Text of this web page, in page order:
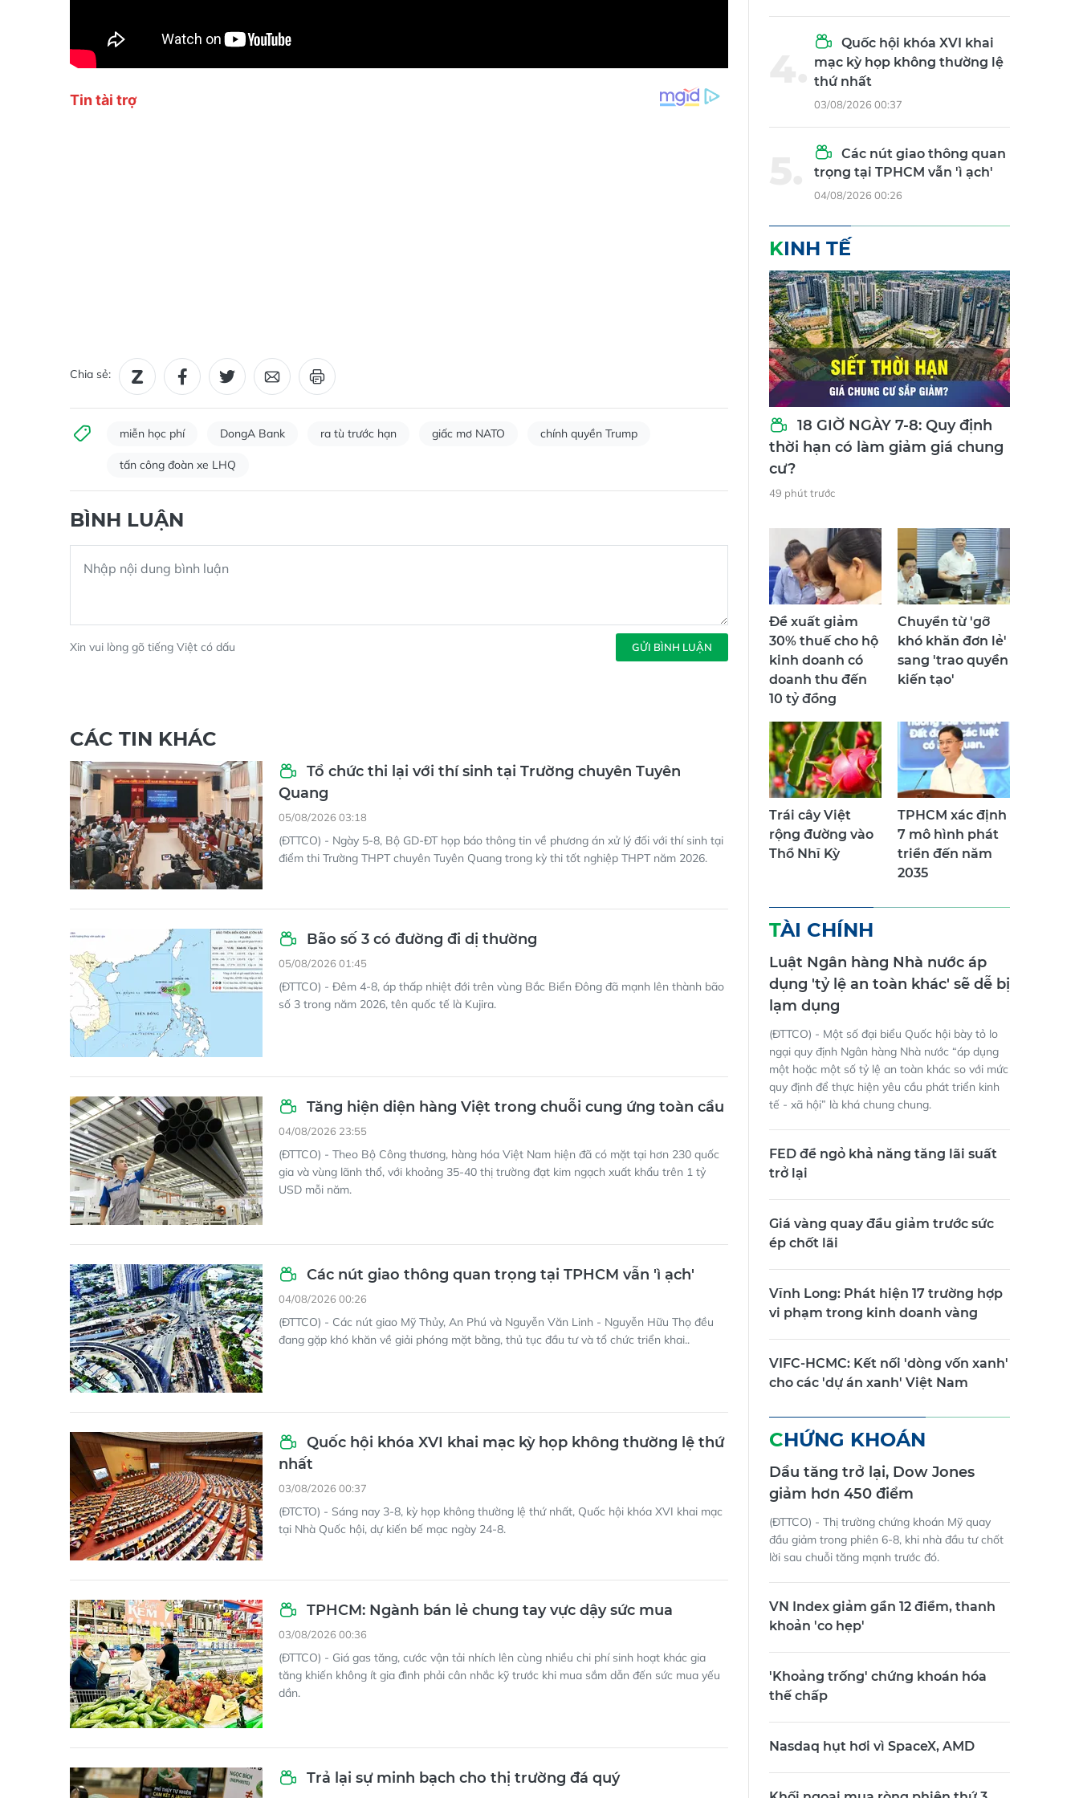
Chia sẻ:
miễn học phí DongA Bank ra tù trước hạn giấc mơ NATO chính quyền Trump
tấn công đoàn xe LHQ
BÌNH LUẬN
Xin vui lòng gõ tiếng Việt có dấu GỬI BÌNH LUẬN
CÁC TIN KHÁC
Tổ chức thi lại với thí sinh tại Trường chuyên Tuyên
Quang
05/08/2026 03:18
(ĐTTCO) - Ngày 5-8, Bộ GD-ĐT họp báo thông tin về phương án xử lý đối với thí sinh tại
điểm thi Trường THPT chuyên Tuyên Quang trong kỳ thi tốt nghiệp THPT năm 2026.
Bão số 3 có đường đi dị thường
05/08/2026 01:45
(ĐTTCO) - Đêm 4-8, áp thấp nhiệt đới trên vùng Bắc Biển Đông đã mạnh lên thành bão
số 3 trong năm 2026, tên quốc tế là Kujira.
Tăng hiện diện hàng Việt trong chuỗi cung ứng toàn cầu
04/08/2026 23:55
(ĐTTCO) - Theo Bộ Công thương, hàng hóa Việt Nam hiện đã có mặt tại hơn 230 quốc
gia và vùng lãnh thổ, với khoảng 35-40 thị trường đạt kim ngạch xuất khẩu trên 1 tỷ
USD mỗi năm.
Các nút giao thông quan trọng tại TPHCM vẫn 'ì ạch'
04/08/2026 00:26
(ĐTTCO) - Các nút giao Mỹ Thủy, An Phú và Nguyễn Văn Linh - Nguyễn Hữu Thọ đều
đang gặp khó khăn về giải phóng mặt bằng, thủ tục đầu tư và tổ chức triển khai..
Quốc hội khóa XVI khai mạc kỳ họp không thường lệ thứ
nhất
03/08/2026 00:37
(ĐTCTO) - Sáng nay 3-8, kỳ họp không thường lệ thứ nhất, Quốc hội khóa XVI khai mạc
tại Nhà Quốc hội, dự kiến bế mạc ngày 24-8.
TPHCM: Ngành bán lẻ chung tay vực dậy sức mua
03/08/2026 00:36
(ĐTTCO) - Giá gas tăng, cước vận tải nhích lên cùng nhiều chi phí sinh hoạt khác gia
tăng khiến không ít gia đình phải cân nhắc kỹ trước khi mua sắm dẫn đến sức mua yếu
dần.
Trả lại sự minh bạch cho thị trường đá quý
Quốc hội khóa XVI khai
mạc kỳ họp không thường lệ
thứ nhất
03/08/2026 00:37
Các nút giao thông quan
trọng tại TPHCM vẫn 'ì ạch'
04/08/2026 00:26
KINH TẾ
18 GIỜ NGÀY 7-8: Quy định
thời hạn có làm giảm giá chung
cư?
49 phút trước
Đề xuất giảm
30% thuế cho hộ
kinh doanh có
doanh thu đến
10 tỷ đồng
Chuyển từ 'gỡ
khó khăn đơn lẻ'
sang 'trao quyền
kiến tạo'
Trái cây Việt
rộng đường vào
Thổ Nhĩ Kỳ
TPHCM xác định
7 mô hình phát
triển đến năm
2035
TÀI CHÍNH
Luật Ngân hàng Nhà nước áp
dụng 'tỷ lệ an toàn khác' sẽ dễ bị
lạm dụng
(ĐTTCO) - Một số đại biểu Quốc hội bày tỏ lo
ngại quy định Ngân hàng Nhà nước “áp dụng
một hoặc một số tỷ lệ an toàn khác so với mức
quy định để thực hiện yêu cầu phát triển kinh
tế - xã hội” là khá chung chung.
FED để ngỏ khả năng tăng lãi suất
trở lại
Giá vàng quay đầu giảm trước sức
ép chốt lãi
Vĩnh Long: Phát hiện 17 trường hợp
vi phạm trong kinh doanh vàng
VIFC-HCMC: Kết nối 'dòng vốn xanh'
cho các 'dự án xanh' Việt Nam
CHỨNG KHOÁN
Dầu tăng trở lại, Dow Jones
giảm hơn 450 điểm
(ĐTTCO) - Thị trường chứng khoán Mỹ quay
đầu giảm trong phiên 6-8, khi nhà đầu tư chốt
lời sau chuỗi tăng mạnh trước đó.
VN Index giảm gần 12 điểm, thanh
khoản 'co hẹp'
'Khoảng trống' chứng khoán hóa
thế chấp
Nasdaq hụt hơi vì SpaceX, AMD